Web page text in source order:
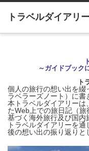
～ガイドブック
ト
個人の旅行の想い出を綴
ラベラーズノート）に書
本トラベルダイアリー
たWeb上での旅日記（
基づく海外旅行及び国内
トラベルダイアリーを
後の想い出の振り返りと